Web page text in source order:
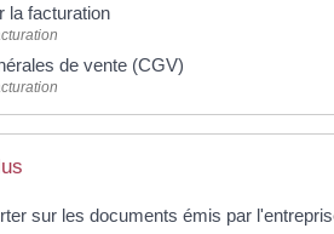
la facturation
de vente (CGV)
sur les documents émis par